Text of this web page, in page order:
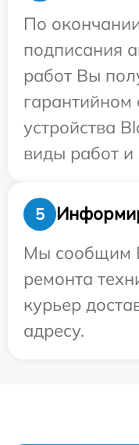
По
подписания
работ Вы
устройства
виды работ и
5
Мы сообщим
ремонта
курьер
адресу.